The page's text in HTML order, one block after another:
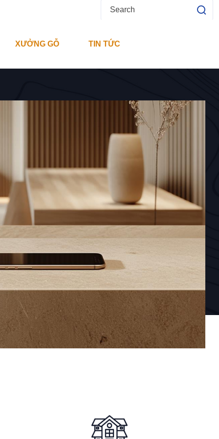
XƯỞNG GỖ TIN TỨC